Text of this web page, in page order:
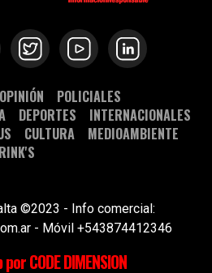
OPINIÓN
POLICIALES
DEPORTES
INTERNACIONALES
CULTURA
MEDIOAMBIENTE
©2023 - Info comercial:
- Móvil +543874412346
CODE DIMENSION